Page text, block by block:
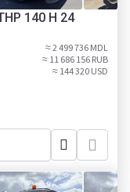
140 H 24
≈ 2 499 736 MDL
≈ 11 686 156 RUB
≈ 144 320 USD